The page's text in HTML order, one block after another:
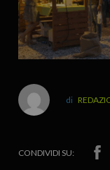
CONDIVIDI SU: